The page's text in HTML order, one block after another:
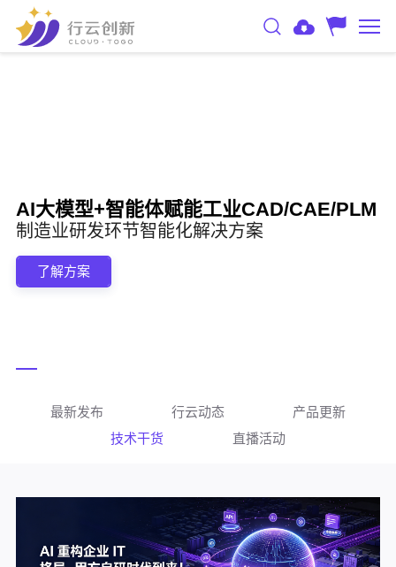
AI大模型+智能体赋能工业CAD/CAE/PLM
制造业研发环节智能化解决方案
了解方案
最新发布 行云动态
产品更新
技术干货
直播活动